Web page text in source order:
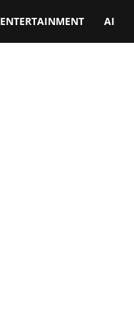
ENTERTAINMENT AI